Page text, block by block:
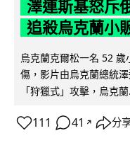
澤連斯基怒斥
追殺烏克蘭小
烏克蘭克爾松一名 52
傷，影片由烏克蘭總統
「狩獵式」攻擊，烏克
111 41 ↗ 分